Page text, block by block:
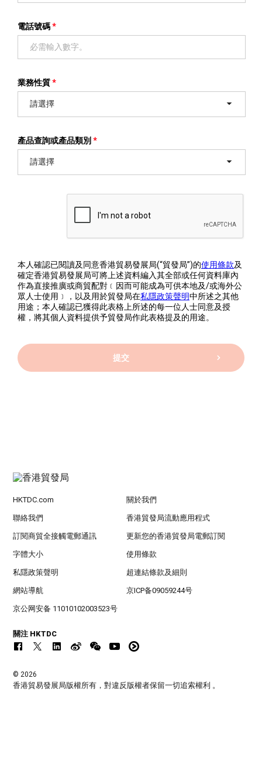
電話號碼
業務性質
請選擇
產品查詢或產品類別
請選擇
本人確認已閱讀及同意香港貿易發展局(“貿發局”)的使用條款及
確定香港貿易發展局可將上述資料編入其全部或任何資料庫內
作為直接推廣或商貿配對﹝因而可能成為可供本地及/或海外公
眾人士使用﹞，以及用於貿發局在私隱政策聲明中所述之其他
用途；本人確認已獲得此表格上所述的每一位人士同意及授
權，將其個人資料提供予貿發局作此表格提及的用途。
提交
HKTDC.com 關於我們
聯絡我們 香港貿發局流動應用程式
訂閱商貿全接觸電郵通訊 更新您的香港貿發局電郵訂閱
字體大小 使用條款
私隱政策聲明 超連結條款及細則
網站導航 京ICP备09059244号
京公网安备 11010102003523号
關注 HKTDC
© 2026
香港貿易發展局版權所有，對違反版權者保留一切追索權利 。